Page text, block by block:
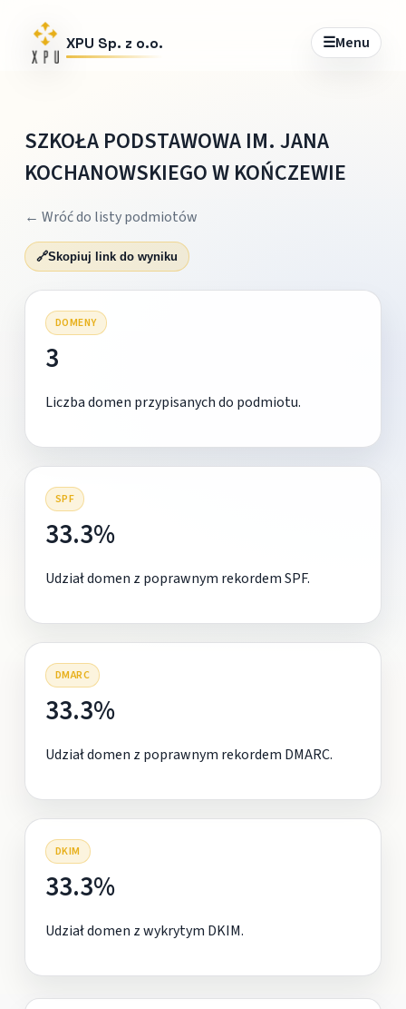
XPU Sp. z o.o. ☰Menu
SZKOŁA PODSTAWOWA IM. JANA
KOCHANOWSKIEGO W KOŃCZEWIE
← Wróć do listy podmiotów
🔗Skopiuj link do wyniku
DOMENY
3
Liczba domen przypisanych do podmiotu.
SPF
33.3%
Udział domen z poprawnym rekordem SPF.
DMARC
33.3%
Udział domen z poprawnym rekordem DMARC.
DKIM
33.3%
Udział domen z wykrytym DKIM.